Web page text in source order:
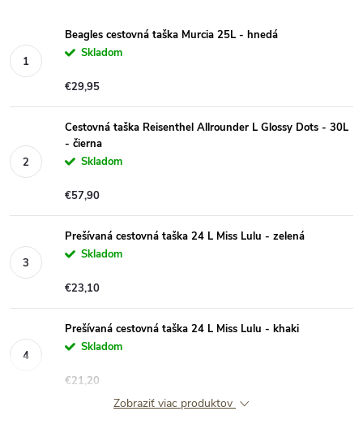
Beagles cestovná taška Murcia 25L - hnedá
Skladom
€29,95
Cestovná taška Reisenthel Allrounder L Glossy Dots - 30L
- čierna
Skladom
€57,90
Prešívaná cestovná taška 24 L Miss Lulu - zelená
Skladom
€23,10
Prešívaná cestovná taška 24 L Miss Lulu - khaki
Skladom
€21,20
Zobraziť viac produktov